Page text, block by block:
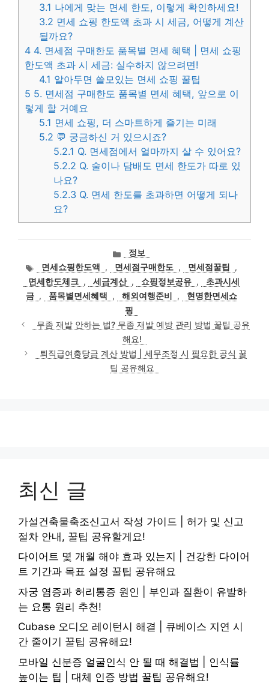
3.1 나에게 맞는 면세 한도, 이렇게 확인하세요!
3.2 면세 쇼핑 한도액 초과 시 세금, 어떻게 계산
될까요?
4 4. 면세점 구매한도 품목별 면세 혜택 | 면세 쇼핑
한도액 초과 시 세금: 실수하지 않으려면!
4.1 알아두면 쓸모있는 면세 쇼핑 꿀팁
5 5. 면세점 구매한도 품목별 면세 혜택, 앞으로 이
렇게 할 거예요
5.1 면세 쇼핑, 더 스마트하게 즐기는 미래
5.2 💬 궁금하신 거 있으시죠?
5.2.1 Q. 면세점에서 얼마까지 살 수 있어요?
5.2.2 Q. 술이나 담배도 면세 한도가 따로 있
나요?
5.2.3 Q. 면세 한도를 초과하면 어떻게 되나
요?
카
테
고
리
정보
태
그
면세쇼핑한도액 , 면세점구매한도 , 면세점꿀팁
,
면세한도체크 , 세금계산 , 쇼핑정보공유 ,
초과시세
금 , 품목별면세혜택 , 해외여행준비 ,
현명한면세쇼
핑
무좀 재발 안하는 법? 무좀 재발 예방 관리 방법 꿀팁 공유
해요!
퇴직급여충당금 계산 방법 | 세무조정 시 필요한 공식 꿀
팁 공유해요
최신 글
가설건축물축조신고서 작성 가이드 | 허가 및 신고
절차 안내, 꿀팁 공유할게요!
다이어트 몇 개월 해야 효과 있는지 | 건강한 다이어
트 기간과 목표 설정 꿀팁 공유해요
자궁 염증과 허리통증 원인 | 부인과 질환이 유발하
는 요통 원리 추천!
Cubase 오디오 레이턴시 해결 | 큐베이스 지연 시
간 줄이기 꿀팁 공유해요!
모바일 신분증 얼굴인식 안 될 때 해결법 | 인식률
높이는 팁 | 대체 인증 방법 꿀팁 공유해요!